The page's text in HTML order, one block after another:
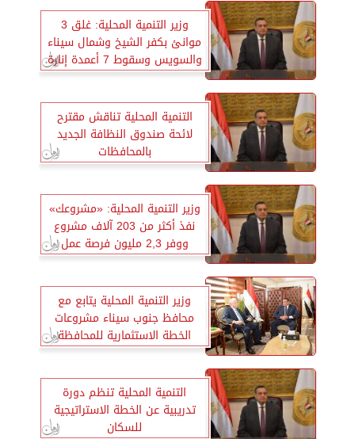
وزير التنمية المحلية: غلق 3
موانئ بكفر الشيخ وشمال سيناء
والسويس وسقوط 7 أعمدة إنارة
التنمية المحلية تناقش مقترح
لائحة صندوق النظافة الجديد
بالمحافظات
وزير التنمية المحلية: «مشروعك»
نفذ أكثر من 203 آلاف مشروع
ووفر 2,3 مليون فرصة عمل
وزير التنمية المحلية يتابع مع
محافظ جنوب سيناء مشروعات
الخطة الاستثمارية للمحافظة
ومنظومة المخلفات
التنمية المحلية تنظم دورة
تدريبية عن الخطة الاستراتيجية
للسكان